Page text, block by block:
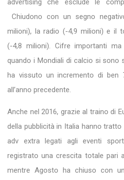
advertising che esclude le
Chiudono con un segno
milioni), la radio (-4,9 milioni) e il
(-4,8 milioni). Cifre importanti
quando i Mondiali di calcio si sono
ha vissuto un incremento di ben
all’anno precedente.
Anche nel 2016, grazie al traino di
della pubblicità in Italia hanno
adv extra legati agli eventi
registrato una crescita totale pari
mentre Agosto ha chiuso con